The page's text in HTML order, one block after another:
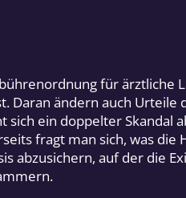
für ärztliche
ändern auch
ein doppelter
fragt man sich, was
abzusichern, auf der die